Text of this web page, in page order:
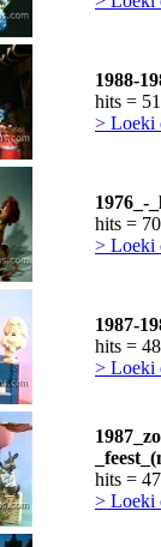
1988-
hits =
> Loeki
1976_-
hits =
> Loeki
1987-
hits =
> Loeki
hits =
> Loeki